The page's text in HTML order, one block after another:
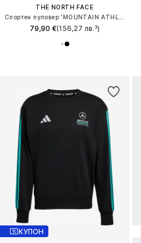
THE NORTH FACE
79,90 €(156,27 лв.³)
КУПОН